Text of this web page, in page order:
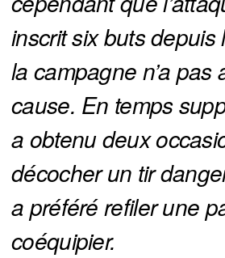
inscrit six buts depuis
la campagne n’a pas
cause. En temps
a obtenu deux
décocher un tir
a préféré refiler une
coéquipier.